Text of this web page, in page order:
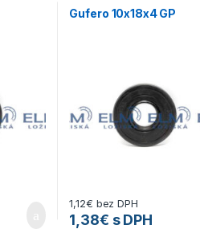
Gufero 10x18x4 GP
1,12€ bez DPH
1,38€ s DPH